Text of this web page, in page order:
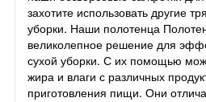
захотите использовать другие
уборки. Наши полотенца
великолепное решение для
сухой уборки. С их помощью
жира и влаги с различных
приготовления пищи. Они